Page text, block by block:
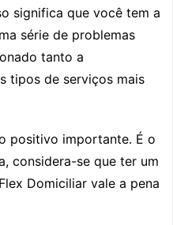
significa que você tem a
série de problemas
tanto a
tipos de serviços mais
positivo importante. É o
considera-se que ter um
Domiciliar vale a pena